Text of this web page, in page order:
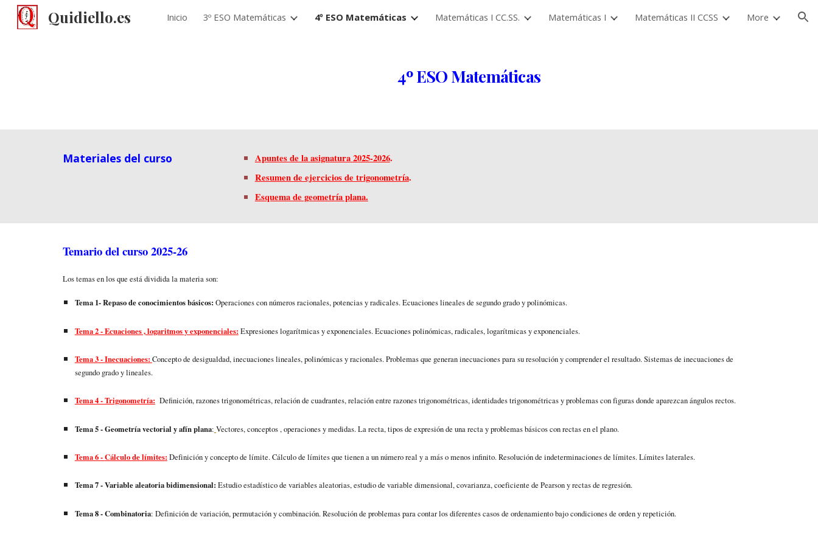
Skip to main content Skip to navigation
Quidiello.es Inicio 3º ESO Matemáticas 4º ESO Matemáticas Matemáticas I CC.SS. Matemáticas I Matemáticas II CCSS More
4º ESO Matemáticas
Materiales del curso Apuntes de la asignatura 2025-2026.
Resumen de ejercicios de trigonometría.
Esquema de geometría plana.
Temario del curso 2025-26
Los temas en los que está dividida la materia son:
Tema 1-Repaso de conocimientos básicos: Operaciones con números racionales, potencias y radicales. Ecuaciones lineales de segundo grado y polinómicas.
Tema 2 -Ecuaciones , logaritmos y exponenciales: Expresiones logarítmicas y exponenciales.Ecuaciones polinómicas, radicales, logarítmicas y exponenciales.
Tema 3 -Inecuaciones: Concepto de desigualdad, inecuaciones lineales, polinómicas y racionales. Problemas que generan inecuaciones para su resolución y comprender el resultado. Sistemas de inecuaciones de
segundo grado y lineales.
Tema 4 -Trigonometría: Definición, razones trigonométricas, relación de cuadrantes, relación entre razones trigonométricas, identidades trigonométricas y problemas con figuras donde aparezcan ángulos rectos.
Tema 5 -Geometría vectorial y afín plana: Vectores, conceptos , operaciones y medidas. La recta, tipos de expresión de una recta y problemas básicos con rectas en el plano.
Tema 6 -Cálculo de límites: Definición y concepto de límite. Cálculo de límites que tienen a un número real y a más o menos infinito. Resolución de indeterminaciones de límites. Límites laterales.
Tema 7 - Variable aleatoria bidimensional: Estudio estadístico de variables aleatorias, estudio de variable dimensional, covarianza, coeficiente de Pearson y rectas de regresión.
Tema8-Combinatoria: Definición de variación, permutación y combinación. Resolución de problemas para contar los diferentes casos de ordenamiento bajo condiciones de orden y repetición.